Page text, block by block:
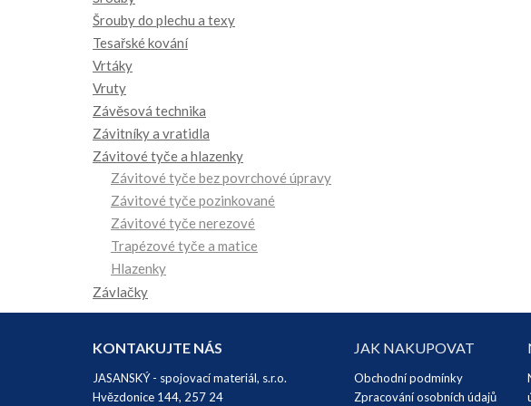
Šrouby do plechu a texy
Tesařské kování
Vrtáky
Vruty
Závěsová technika
Závitníky a vratidla
Závitové tyče a hlazenky
Závitové tyče bez povrchové úpravy
Závitové tyče pozinkované
Závitové tyče nerezové
Trapézové tyče a matice
Hlazenky
Závlačky
KONTAKUJTE NÁS
JASANSKÝ - spojovací materiál, s.r.o.
Hvězdonice 144, 257 24
JAK NAKUPOVAT
Obchodní podmínky
Zpracování osobních údajů